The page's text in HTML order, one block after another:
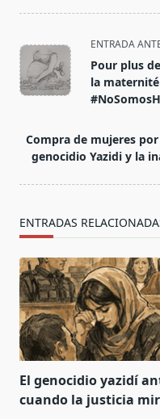
<span
class="nav-
subtitle
screen-
text">Página</span>
ENTRADA
Pour plus
la
Compra de mujeres
genocidio Yazidi y la
ENTRADAS
El genocidio yazidí
cuando la justicia